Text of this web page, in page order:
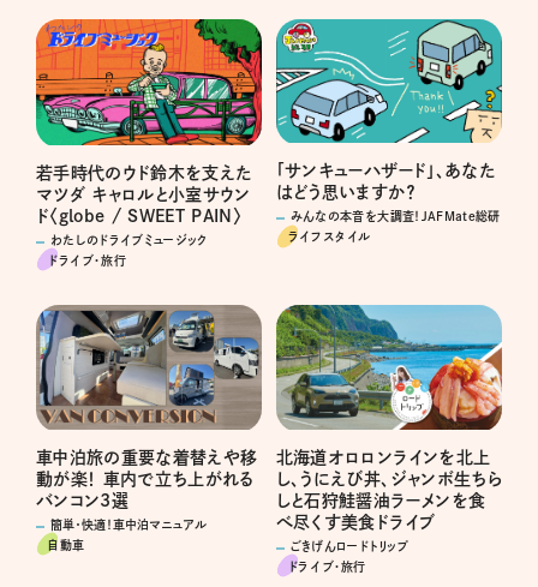
若手時代のウド鈴木を支えた
マツダ キャロルと小室サウン
ド〈globe / SWEET PAIN〉
わたしのドライブミュージック
ドライブ･旅行
「サンキューハザード」、あなた
はどう思いますか？
みんなの本音を大調査！JAFMate総研
ライフスタイル
車中泊旅の重要な着替えや移
動が楽！ 車内で立ち上がれる
バンコン3選
簡単・快適！車中泊マニュアル
自動車
北海道オロロンラインを北上
し、うにえび丼、ジャンボ生ちら
しと石狩鮭醤油ラーメンを食
べ尽くす美食ドライブ
ごきげんロードトリップ
ドライブ･旅行